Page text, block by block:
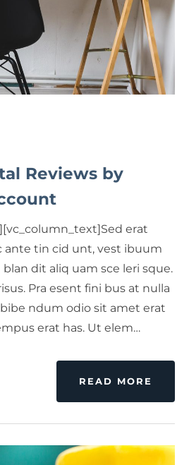
Reviews by
erat
ante tin cid unt, vest ibuum
blan dit aliq uam sce leri sque.
Pra esent fini bus at nulla
ndum odio sit amet erat
erat has. Ut elem…
READ MORE